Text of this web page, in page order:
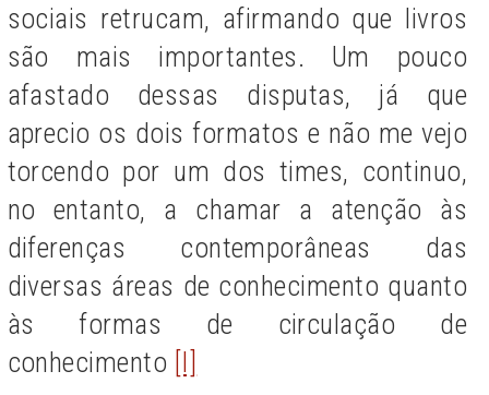
sociais retrucam, afirmando que livros
são mais importantes. Um pouco
afastado dessas disputas, já que
aprecio os dois formatos e não me vejo
torcendo por um dos times, continuo,
no entanto, a chamar a atenção às
diferenças contemporâneas das
diversas áreas de conhecimento quanto
às formas de circulação de
conhecimento [I]